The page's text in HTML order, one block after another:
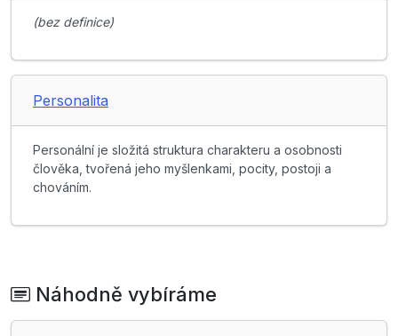
(bez definice)
Personalita
Personální je složitá struktura charakteru a osobnosti
člověka, tvořená jeho myšlenkami, pocity, postoji a
chováním.
Náhodně vybíráme